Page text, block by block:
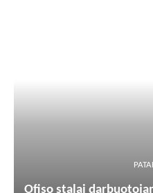
Ofiso stalai